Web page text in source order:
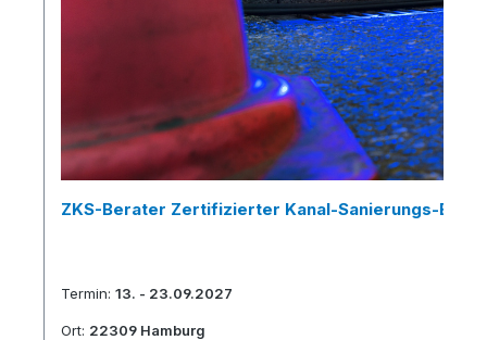
ZKS-Berater Zertifizierter Kanal-Sanierungs-
Termin: 13. - 23.09.2027
Ort: 22309 Hamburg